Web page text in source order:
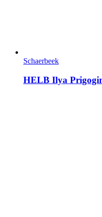
Schaerbeek
HELB Ilya